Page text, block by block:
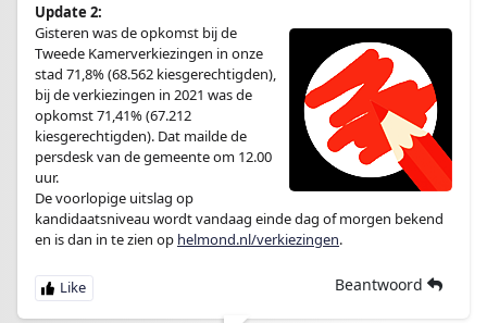
Update 2:
Gisteren was de opkomst bij de
Tweede Kamerverkiezingen in onze
stad 71,8% (68.562 kiesgerechtigden),
bij de verkiezingen in 2021 was de
opkomst 71,41% (67.212
kiesgerechtigden). Dat mailde de
persdesk van de gemeente om 12.00
uur.
De voorlopige uitslag op
kandidaatsniveau wordt vandaag einde dag of morgen bekend
en is dan in te zien op helmond.nl/verkiezingen.
Beantwoord